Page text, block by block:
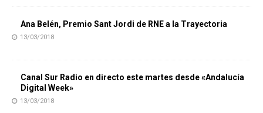
Ana Belén, Premio Sant Jordi de RNE a la Trayectoria
13/03/2018
Canal Sur Radio en directo este martes desde «Andalucía
Digital Week»
13/03/2018